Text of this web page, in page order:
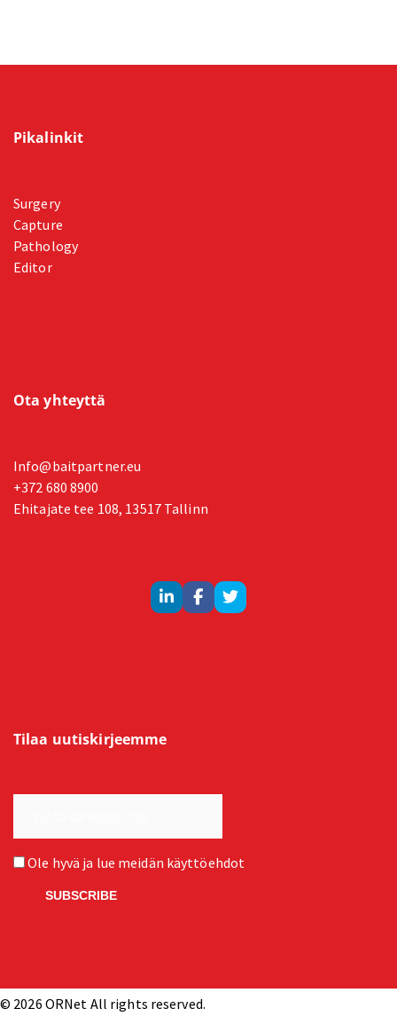
Pikalinkit
Surgery
Capture
Pathology
Editor
Ota yhteyttä
Info@baitpartner.eu
+372 680 8900
Ehitajate tee 108, 13517 Tallinn
Tilaa uutiskirjeemme
Ole hyvä ja lue meidän käyttöehdot
© 2026 ORNet All rights reserved.